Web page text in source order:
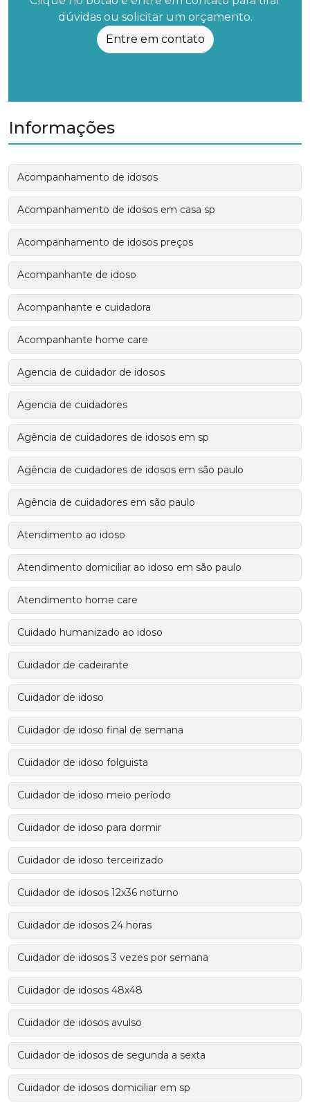
dúvidas ou solicitar um orçamento.
Entre em contato
Informações
Acompanhamento de idosos
Acompanhamento de idosos em casa sp
Acompanhamento de idosos preços
Acompanhante de idoso
Acompanhante e cuidadora
Acompanhante home care
Agencia de cuidador de idosos
Agencia de cuidadores
Agência de cuidadores de idosos em sp
Agência de cuidadores de idosos em são paulo
Agência de cuidadores em são paulo
Atendimento ao idoso
Atendimento domiciliar ao idoso em são paulo
Atendimento home care
Cuidado humanizado ao idoso
Cuidador de cadeirante
Cuidador de idoso
Cuidador de idoso final de semana
Cuidador de idoso folguista
Cuidador de idoso meio período
Cuidador de idoso para dormir
Cuidador de idoso terceirizado
Cuidador de idosos 12x36 noturno
Cuidador de idosos 24 horas
Cuidador de idosos 3 vezes por semana
Cuidador de idosos 48x48
Cuidador de idosos avulso
Cuidador de idosos de segunda a sexta
Cuidador de idosos domiciliar em sp